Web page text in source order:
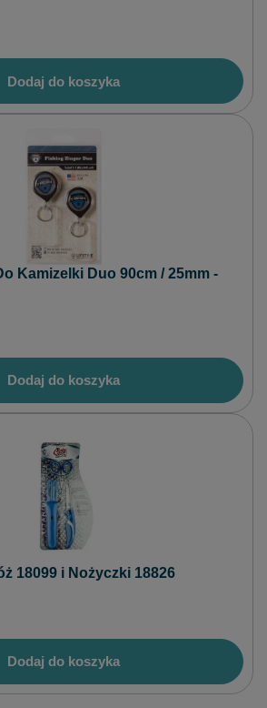
Dodaj do koszyka
Kamizelki Duo 90cm / 25mm -
Dodaj do koszyka
18099 i Nożyczki 18826
Dodaj do koszyka